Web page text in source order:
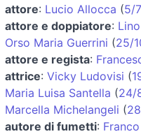
attore: Lucio Allocca (5/7
attore e doppiatore:
Orso Maria Guerrini (25/
attore e regista:
attrice: Vicky Ludovisi (
Maria Luisa Santella (24/
Marcella Michelangeli (
autore di fumetti: